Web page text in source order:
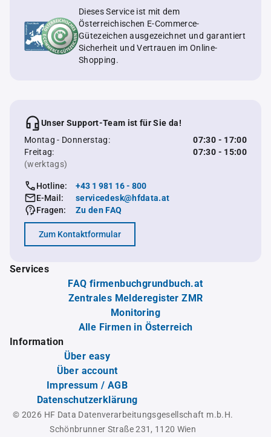
Dieses Service ist mit dem
Österreichischen E-Commerce-
Gütezeichen ausgezeichnet und garantiert
Sicherheit und Vertrauen im Online-
Shopping.
Unser Support-Team ist für Sie da!
Montag - Donnerstag:
07:30 - 17:00
Freitag:
07:30 - 15:00
(werktags)
Hotline:
+43 1 981 16 - 800
E-Mail:
servicedesk@hfdata.at
Fragen:
Zu den FAQ
Zum Kontaktformular
Services
FAQ firmenbuchgrundbuch.at
Zentrales Melderegister ZMR
Monitoring
Alle Firmen in Österreich
Information
Über easy
Über account
Impressum / AGB
Datenschutzerklärung
© 2026 HF Data Datenverarbeitungsgesellschaft m.b.H.
Schönbrunner Straße 231, 1120 Wien